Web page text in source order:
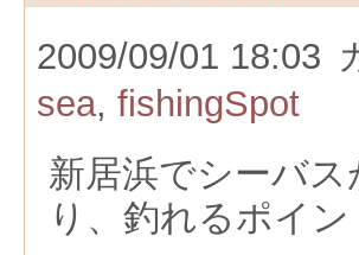
2009/09/01 18:03
sea, fishingSpot
新居浜でシーバ
り、釣れるポイ